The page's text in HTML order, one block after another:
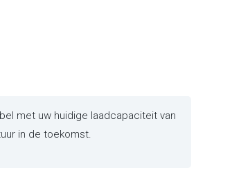
met uw huidige laadcapaciteit van
in de toekomst.